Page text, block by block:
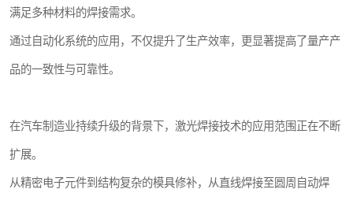
满足多种材料的焊接需求。
通过自动化系统的应用，不仅提升了生产效率，更显著提高了量产产
品的一致性与可靠性。
在汽车制造业持续升级的背景下，激光焊接技术的应用范围正在不断
扩展。
从精密电子元件到结构复杂的模具修补，从直线焊接至圆周自动焊